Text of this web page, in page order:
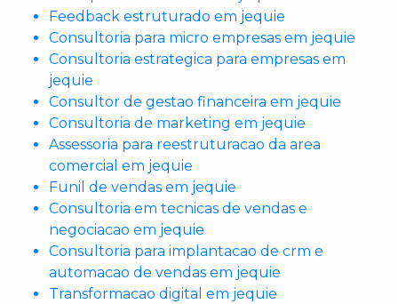
Feedback estruturado em jequie
Consultoria para micro empresas em jequie
Consultoria estrategica para empresas em
jequie
Consultor de gestao financeira em jequie
Consultoria de marketing em jequie
Assessoria para reestruturacao da area
comercial em jequie
Funil de vendas em jequie
Consultoria em tecnicas de vendas e
negociacao em jequie
Consultoria para implantacao de crm e
automacao de vendas em jequie
Transformacao digital em jequie